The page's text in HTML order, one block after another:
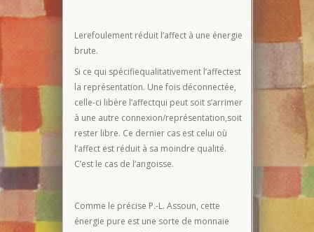
Lerefoulement réduit l’affect à une énergie
brute.
Si ce qui spécifiequalitativement l’affectest
la représentation. Une fois déconnectée,
celle-ci libère l’affectqui peut soit s’arrimer
à une autre connexion/représentation,soit
rester libre. Ce dernier cas est celui où
l’affect est réduit à sa moindre qualité.
C’est le cas de l’angoisse.
Comme le précise P.-L. Assoun, cette
énergie pure est une sorte de monnaie